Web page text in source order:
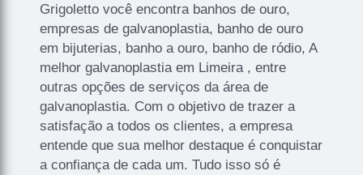
Grigoletto você encontra banhos de ouro,
empresas de galvanoplastia, banho de ouro
em bijuterias, banho a ouro, banho de ródio, A
melhor galvanoplastia em Limeira , entre
outras opções de serviços da área de
galvanoplastia. Com o objetivo de trazer a
satisfação a todos os clientes, a empresa
entende que sua melhor destaque é conquistar
a confiança de cada um. Tudo isso só é